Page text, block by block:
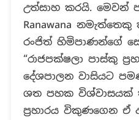
උත්සාහ කරයි. මෙවන්
Ranawana
රංජිත් හිමිපාණන්ගේ
“රාජපක්ෂලා පාස්කු
දේශපාලන වාසියට
ශත පහක විශ්වාසයක්
ප්‍රහාරය විකුණගෙන ඒ